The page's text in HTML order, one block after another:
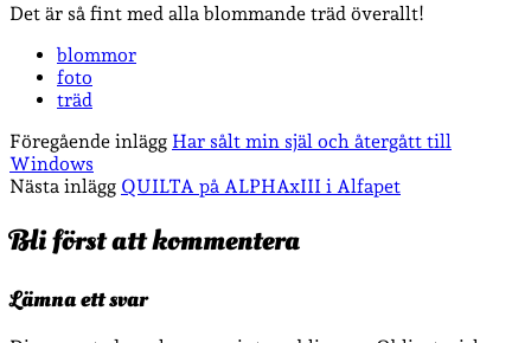
Det är så fint med alla blommande träd överallt!
blommor
foto
träd
Föregående inlägg Har sålt min själ och återgått till
Windows
Nästa inlägg QUILTA på ALPHAxIII i Alfapet
Bli först att kommentera
Lämna ett svar